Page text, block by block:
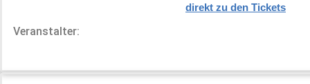
direkt zu den Tickets
Veranstalter: